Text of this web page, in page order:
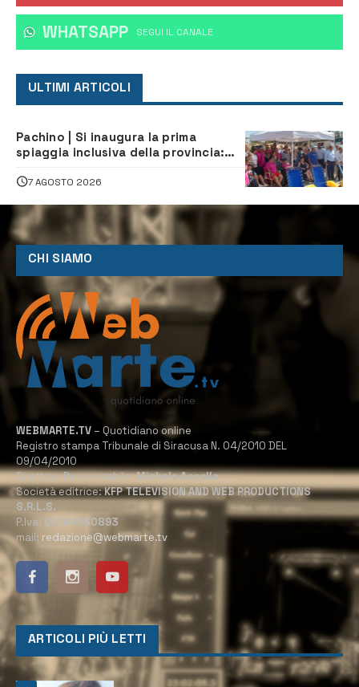
WHATSAPP ‎SEGUI IL CANALE
ULTIMI ARTICOLI
Pachino | Si inaugura la prima
spiaggia inclusiva della provincia:
tutti
7 AGOSTO 2026
CHI SIAMO
WEBMARTE.TV – Quotidiano online
Registro stampa Tribunale di Siracusa N. 04/2010 DEL
09/04/2010
Direttore Responsabile:Michele Accolla
Società editrice:KFP TELEVISION AND WEB PRODUCTIONS
S.R.L.S.
P.Iva: 02184950893
mail: redazione@webmarte.tv
ARTICOLI PIÙ LETTI